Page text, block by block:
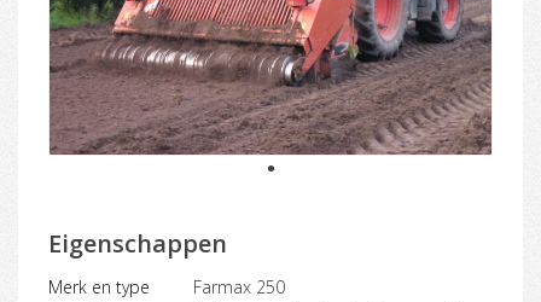
1
Eigenschappen
Merk en type
Farmax 250